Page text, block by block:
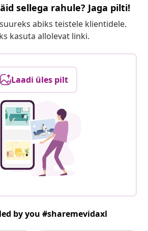
sellega rahule? Jaga pilti!
abiks teistele klientidele.
kasuta allolevat linki.
Laadi üles pilt
by you #sharemevidaxl